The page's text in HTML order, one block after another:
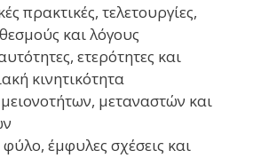
πρακτικές, τελετουργίες,
και λόγους
ετερότητες και
κινητικότητα
μειονοτήτων, μεταναστών και
έμφυλες σχέσεις και